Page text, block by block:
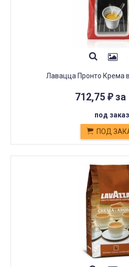
Лавацца Пронто Крема
712,75 ₽за
под заказ
ПОД